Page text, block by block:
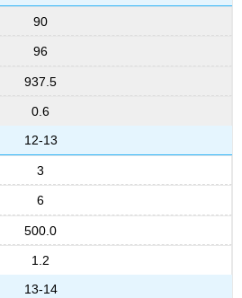
90
96
937.5
0.6
12-13
3
6
500.0
1.2
13-14